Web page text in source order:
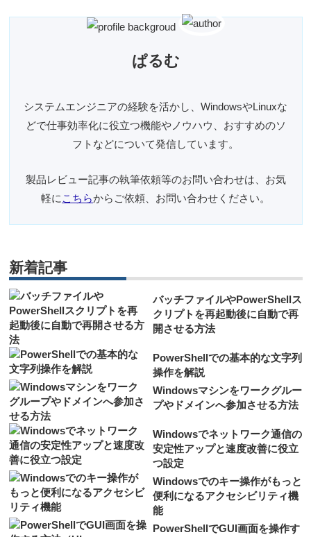
ぱるむ
システムエンジニアの経験を活かし、WindowsやLinuxな
どで仕事効率化に役立つ機能やノウハウ、おすすめのソ
フトなどについて発信しています。
製品レビュー記事の執筆依頼等のお問い合わせは、お気
軽に こちらからご依頼、お問い合わせください。
新着記事
バッチファイルやPowerShellス
クリプトを再起動後に自動で再
開させる方法
PowerShellでの基本的な文字列
操作を解説
Windowsマシンをワークグルー
プやドメインへ参加させる方法
Windowsでネットワーク通信の
安定性アップと速度改善に役立
つ設定
Windowsでのキー操作がもっと
便利になるアクセシビリティ機
能
PowerShellでGUI画面を操作す